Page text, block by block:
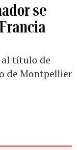
se
título de
de Montpellier